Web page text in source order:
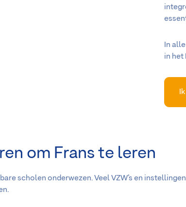
In
in het
om Frans te leren
scholen onderwezen. Veel VZW’s en